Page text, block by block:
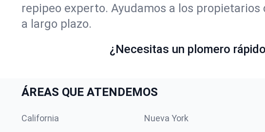
repipeo experto. Ayudamos a los
a largo plazo.
¿Necesitas un plomero
ÁREAS QUE ATENDEMOS
California Nueva York